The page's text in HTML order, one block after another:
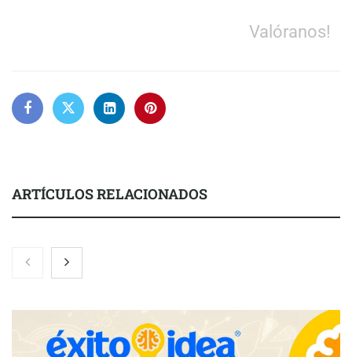
Valóranos!
ARTÍCULOS RELACIONADOS
El 82% de empresas industriales no encuentra personal
disponible: 100.000€ para formar nuevos profesionales
Nicols presenta seis modelos de anillos de compromiso para el
eclipse solar del 12 de agosto